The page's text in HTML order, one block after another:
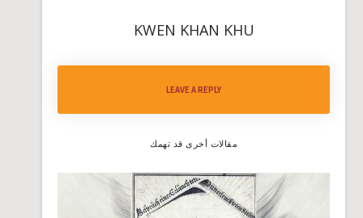
KWEN KHAN KHU
LEAVE A REPLY
مقالات أخرى قد تهمك